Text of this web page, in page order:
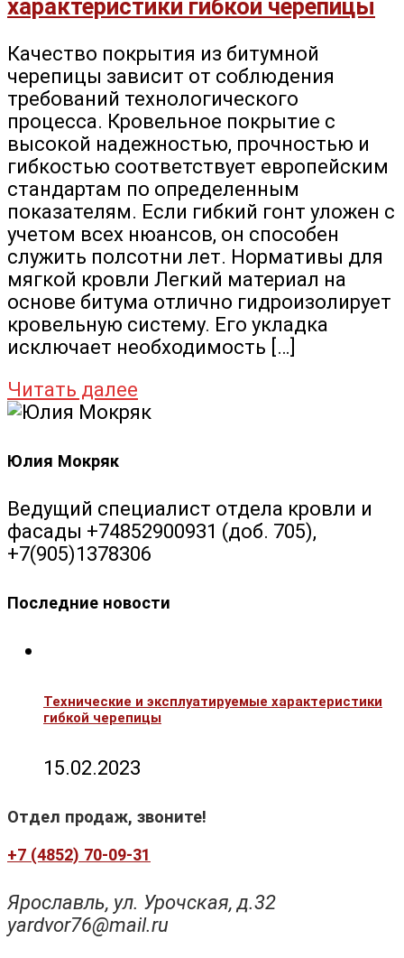
характеристики гибкой черепицы
Качество покрытия из битумной
черепицы зависит от соблюдения
требований технологического
процесса. Кровельное покрытие с
высокой надежностью, прочностью и
гибкостью соответствует европейским
стандартам по определенным
показателям. Если гибкий гонт уложен с
учетом всех нюансов, он способен
служить полсотни лет. Нормативы для
мягкой кровли Легкий материал на
основе битума отлично гидроизолирует
кровельную систему. Его укладка
исключает необходимость […]
Читать далее
Юлия Мокряк
Ведущий специалист отдела кровли и
фасады +74852900931 (доб. 705),
+7(905)1378306
Последние новости
Технические и эксплуатируемые характеристики
гибкой черепицы
15.02.2023
Отдел продаж, звоните!
+7 (4852) 70-09-31
Ярославль, ул. Урочская, д.32
yardvor76@mail.ru